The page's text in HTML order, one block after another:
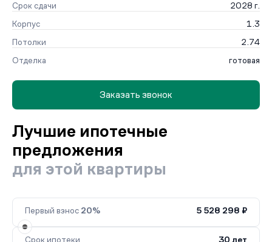
Срок сдачи
2028 г.
Корпус
1.3
Потолки
2.74
Отделка
готовая
Заказать звонок
Лучшие ипотечные
предложения
для этой квартиры
Первый взнос 20% 5 528 298 ₽
Срок ипотеки 30 лет